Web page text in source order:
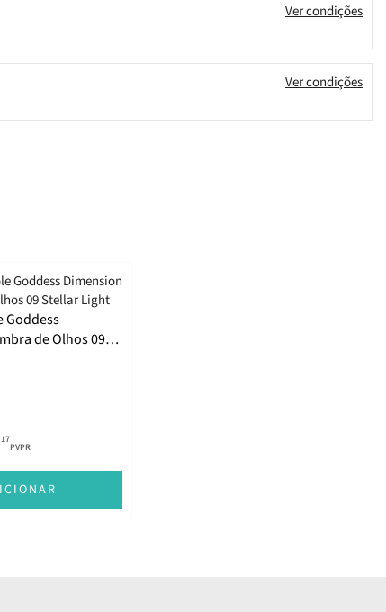
Ver condições
Ver condições
Goddess
de Olhos 09
17
PVPR